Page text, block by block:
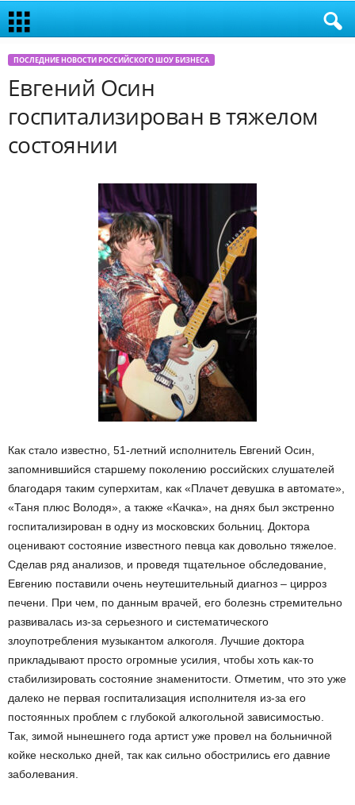
ПОСЛЕДНИЕ НОВОСТИ РОССИЙСКОГО ШОУ БИЗНЕСА
Евгений Осин
госпитализирован в тяжелом
состоянии
Как стало известно, 51-летний исполнитель Евгений Осин,
запомнившийся старшему поколению российских слушателей
благодаря таким суперхитам, как «Плачет девушка в автомате»,
«Таня плюс Володя», а также «Качка», на днях был экстренно
госпитализирован в одну из московских больниц. Доктора
оценивают состояние известного певца как довольно тяжелое.
Сделав ряд анализов, и проведя тщательное обследование,
Евгению поставили очень неутешительный диагноз – цирроз
печени. При чем, по данным врачей, его болезнь стремительно
развивалась из-за серьезного и систематического
злоупотребления музыкантом алкоголя. Лучшие доктора
прикладывают просто огромные усилия, чтобы хоть как-то
стабилизировать состояние знаменитости. Отметим, что это уже
далеко не первая госпитализация исполнителя из-за его
постоянных проблем с глубокой алкогольной зависимостью.
Так, зимой нынешнего года артист уже провел на больничной
койке несколько дней, так как сильно обострились его давние
заболевания.